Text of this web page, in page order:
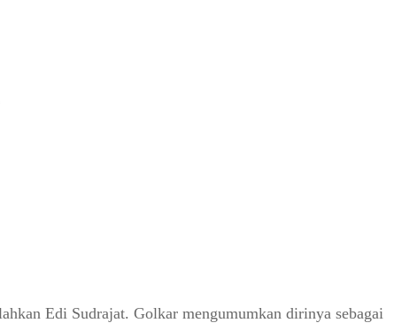
Edi Sudrajat. Golkar mengumumkan dirinya sebagai